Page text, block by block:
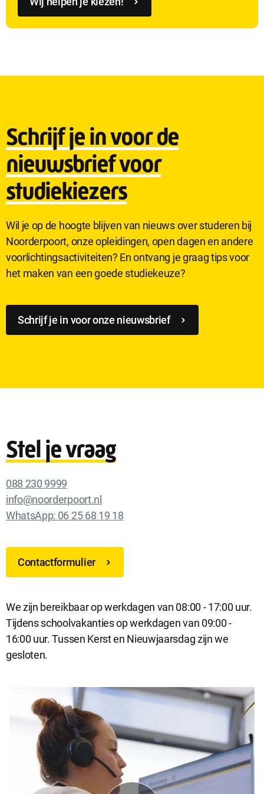
Schrijf je in voor de
nieuwsbrief voor
studiekiezers
Wil je op de hoogte blijven van nieuws over studeren bij
Noorderpoort, onze opleidingen, open dagen en andere
voorlichtingsactiviteiten? En ontvang je graag tips voor
het maken van een goede studiekeuze?
Schrijf je in voor onze nieuwsbrief
Stel je vraag
088 230 9999
info@noorderpoort.nl
WhatsApp: 06 25 68 19 18
Contactformulier
We zijn bereikbaar op werkdagen van 08:00 - 17:00 uur.
Tijdens schoolvakanties op werkdagen van 09:00 -
16:00 uur. Tussen Kerst en Nieuwjaarsdag zijn we
gesloten.